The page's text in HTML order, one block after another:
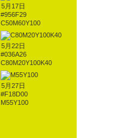
5月17日
#956F29
C50M60Y100
5月22日
#036A26
C80M20Y100K40
5月27日
#F18D00
M55Y100